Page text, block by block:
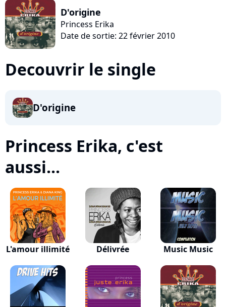
D'origine
Princess Erika
Date de sortie: 22 février 2010
Decouvrir le single
D'origine
Princess Erika, c'est
aussi...
L'amour illimité Délivrée Music Music